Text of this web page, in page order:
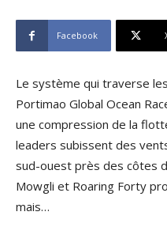
Facebook
Le système qui traverse
Portimao Global Ocean
une compression de la
leaders subissent des
sud-ouest près des côtes
Mowgli et Roaring Forty
mais…